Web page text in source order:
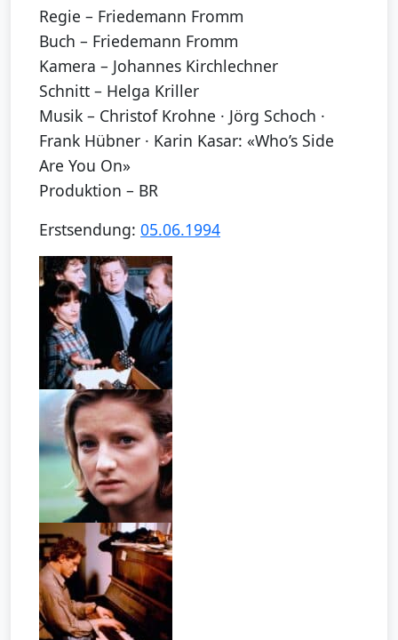
Regie – Friedemann Fromm
Buch – Friedemann Fromm
Kamera – Johannes Kirchlechner
Schnitt – Helga Kriller
Musik – Christof Krohne · Jörg Schoch ·
Frank Hübner · Karin Kasar: «Who’s Side
Are You On»
Produktion – BR
Erstsendung: 05.06.1994